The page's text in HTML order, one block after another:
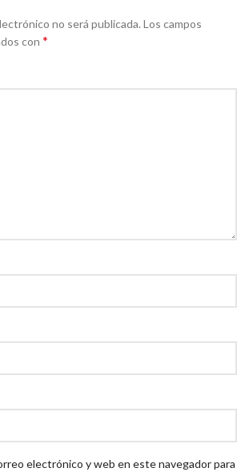
no será publicada. Los campos
con *
electrónico y web en este navegador para